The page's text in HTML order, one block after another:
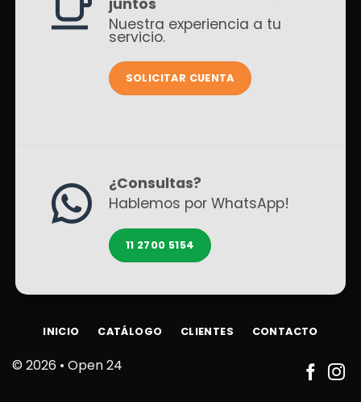
Nuestra experiencia a tu
servicio.
SOLICITAR CUENTA
¿Consultas?
Hablemos por WhatsApp!
11 2700 5154
© 2026 • Open 24
INICIO CATÁLOGO CLIENTES CONTACTO